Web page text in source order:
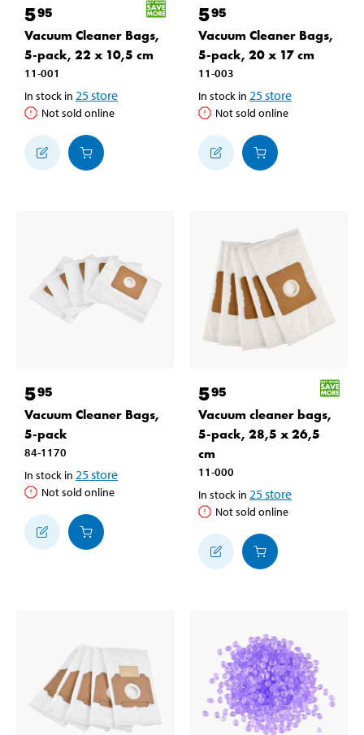
595
Vacuum Cleaner Bags,
5-pack, 22 x 10,5 cm
11-001
In stock in 25store
Not sold online
595
Vacuum Cleaner Bags,
5-pack, 20 x 17 cm
11-003
In stock in 25store
Not sold online
595
Vacuum Cleaner Bags,
5-pack
84-1170
In stock in 25store
Not sold online
595
Vacuum cleaner bags,
5-pack, 28,5 x 26,5
cm
11-000
In stock in 25store
Not sold online